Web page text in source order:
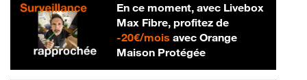
En ce moment, avec Livebox
Max Fibre, profitez de
-20€/mois20 € par mois
avec Orange
Maison Protégée